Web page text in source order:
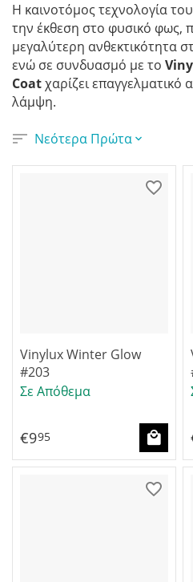
Η καινοτόμος τεχνολογία του
την έκθεση στο φυσικό φως,
μεγαλύτερη ανθεκτικότητα
ενώ σε συνδυασμό με το
Coatχαρίζει επαγγελματικό
λάμψη.
Νεότερα Πρώτα
Vinylux Winter Glow
#203
Σε Απόθεμα
€995